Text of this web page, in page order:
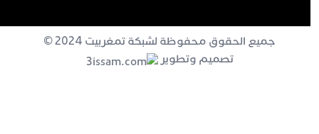
جميع الحقوق محفوظة لشبكة تمغربيت 2024 ©
تصميم وتطوير